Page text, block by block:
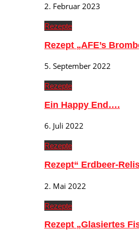
2. Februar 2023
Rezepte
Rezept „AFE’s
5. September 2022
Rezepte
Ein Happy End….
6. Juli 2022
Rezepte
Rezept“ Erdbeer-
2. Mai 2022
Rezepte
Rezept „Glasiertes